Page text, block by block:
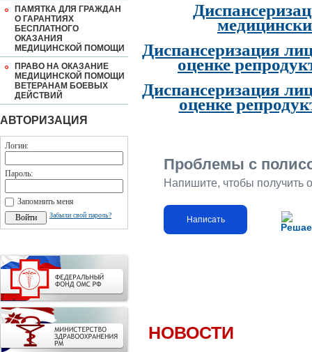
ПАМЯТКА ДЛЯ ГРАЖДАН
О ГАРАНТИЯХ
БЕСПЛАТНОГО
ОКАЗАНИЯ
МЕДИЦИНСКОЙ ПОМОЩИ
ПРАВО НА ОКАЗАНИЕ
МЕДИЦИНСКОЙ ПОМОЩИ
ВЕТЕРАНАМ БОЕВЫХ
ДЕЙСТВИЙ
АВТОРИЗАЦИЯ
Логин:
Пароль:
Запомнить меня
Забыли свой пароль?
Диспансеризация
оценке
Диспансеризация
оценке
Проблемы с
Напишите, чтобы получить
Написать
НОВОСТИ